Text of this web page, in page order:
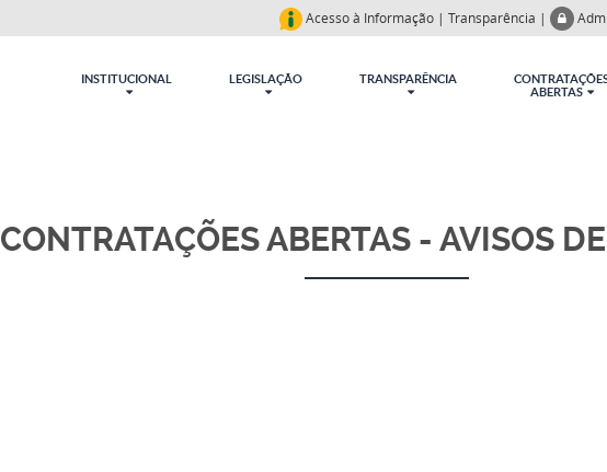
Acesso à Informação | Transparência |
INSTITUCIONAL LEGISLAÇÃO TRANSPARÊNCIA
ABERTAS
CONTRATAÇÕES ABERTAS - AVISOS